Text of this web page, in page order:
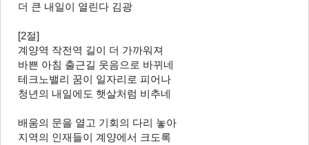
더 큰 내일이 열린다 김광
[2절]
계양역 작전역 길이 더 가까워져
바쁜 아침 출근길 웃음으로 바뀌네
테크노밸리 꿈이 일자리로 피어나
청년의 내일에도 햇살처럼 비추네
배움의 문을 열고 기회의 다리 놓아
지역의 인재들이 계양에서 크도록